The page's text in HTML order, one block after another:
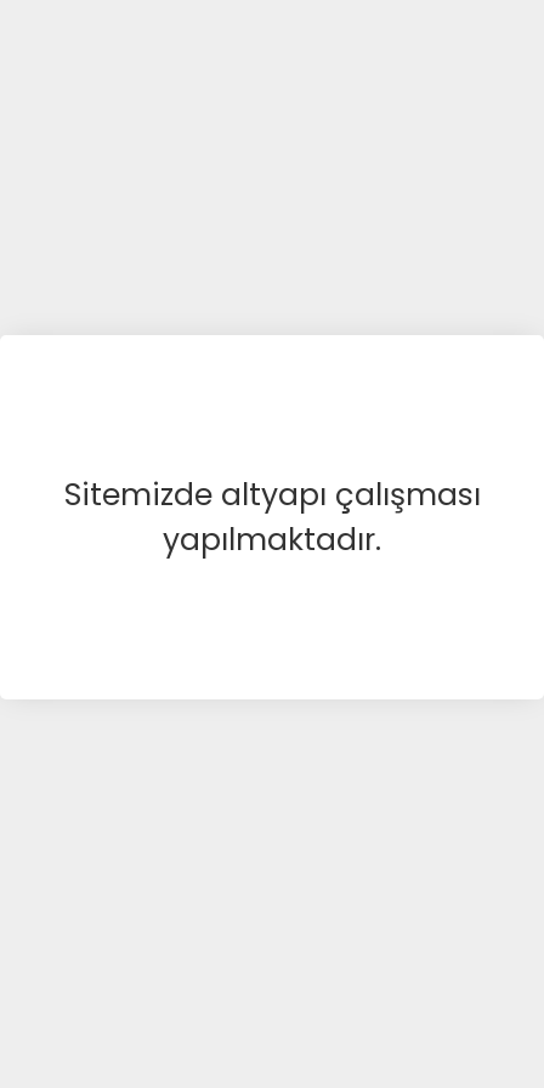
Sitemizde altyapı çalışması
yapılmaktadır.